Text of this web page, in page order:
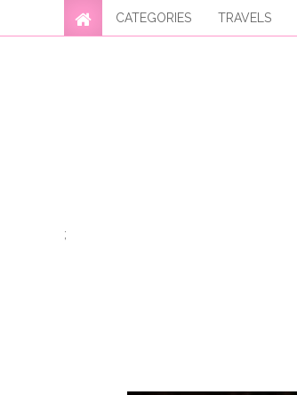
CATEGORIES TRAVELS
;